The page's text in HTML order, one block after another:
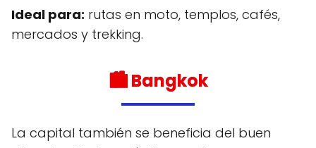
Ideal para: rutas en moto, templos, cafés,
mercados y trekking.
🏙️ Bangkok
La capital también se beneficia del buen